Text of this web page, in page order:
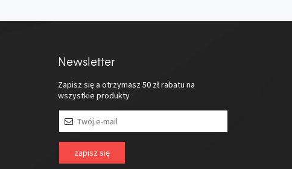
Newsletter
Zapisz się a otrzymasz50 złrabatu na
wszystkie produkty